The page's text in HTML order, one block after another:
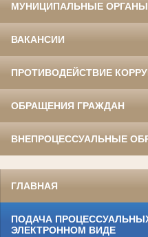
МУНИЦИПАЛЬНЫЕ
ВАКАНСИИ
ПРОТИВОДЕЙСТВИЕ
ОБРАЩЕНИЯ ГРАЖДАН
ВНЕПРОЦЕССУАЛЬНЫЕ
ГЛАВНАЯ
ПОДАЧА
ЭЛЕКТРОННОМ ВИДЕ